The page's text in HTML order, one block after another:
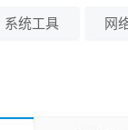
系统工具 网